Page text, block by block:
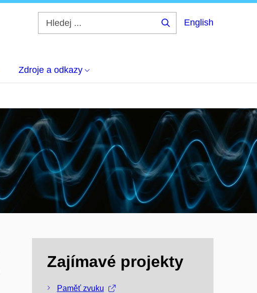
English
Zdroje a odkazy
Zajímavé projekty
Paměť zvuku